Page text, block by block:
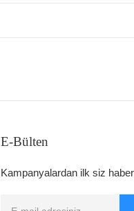
E-Bülten
Kampanyalardan ilk siz